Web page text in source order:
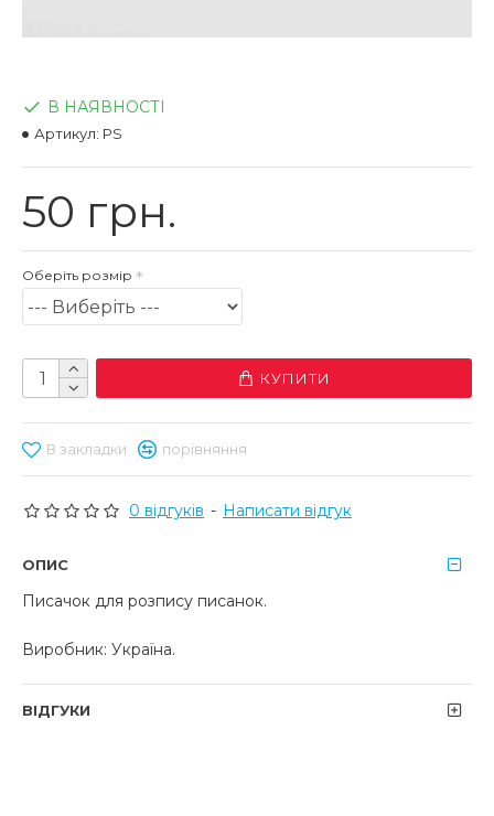
0 відгуків - Написати відгук
50 грн.
В НАЯВНОСТІ
Артикул: PS
Оберіть розмір
КУПИТИ
В закладки порівняння
ОПИС
Писачок для розпису писанок.
Виробник: Україна.
ВІДГУКИ